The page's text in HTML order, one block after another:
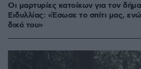
Οι μαρτυρίες κατοίκων για τον
Ειδυλλίας: «Έσωσε το σπίτι μας,
δικό του»